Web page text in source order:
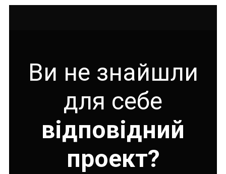
Ви не знайшли
для себе
відповідний
проект?